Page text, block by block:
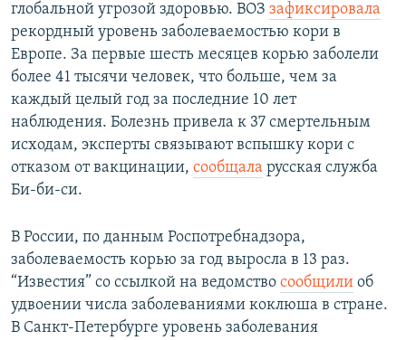
глобальной угрозой здоровью. ВОЗ зафиксировала
рекордный уровень заболеваемостью кори в
Европе. За первые шесть месяцев корью заболели
более 41 тысячи человек, что больше, чем за
каждый целый год за последние 10 лет
наблюдения. Болезнь привела к 37 смертельным
исходам, эксперты связывают вспышку кори с
отказом от вакцинации, сообщала русская служба
Би-би-си.
В России, по данным Роспотребнадзора,
заболеваемость корью за год выросла в 13 раз.
“Известия” со ссылкой на ведомство сообщили об
удвоении числа заболеваниями коклюша в стране.
В Санкт-Петербурге уровень заболевания